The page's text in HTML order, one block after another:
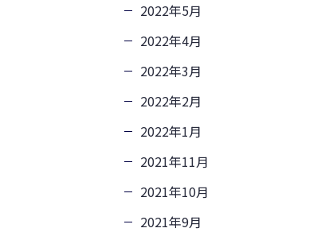
2022年5月
2022年4月
2022年3月
2022年2月
2022年1月
2021年11月
2021年10月
2021年9月